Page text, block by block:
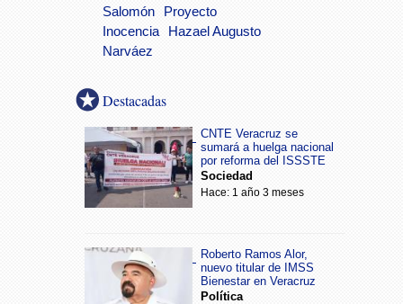
Salomón
Proyecto
Inocencia
Hazael Augusto
Narváez
Destacadas
CNTE Veracruz se
sumará a huelga nacional
por reforma del ISSSTE
Sociedad
Hace: 1 año 3 meses
Roberto Ramos Alor,
nuevo titular de IMSS
Bienestar en Veracruz
Política